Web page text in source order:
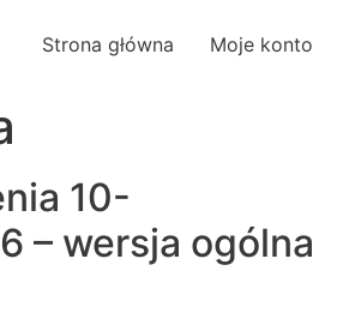
Strona główna Moje konto
10-
– wersja ogólna